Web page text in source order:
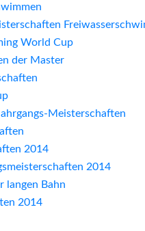
World Cup
der Master
Meisterschaften
2014
2014
langen Bahn
2014